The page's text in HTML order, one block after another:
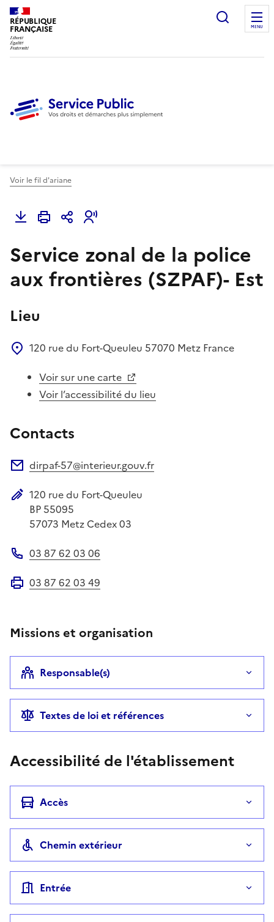
RÉPUBLIQUE
FRANÇAISE
Ouvrir
MENU
Voir le fil d'ariane
Service zonal de la police
aux frontières (SZPAF)- Est
Lieu
120 rue du Fort-Queuleu 57070 Metz France
Voir sur une carte
Voir l’accessibilité du lieu
Contacts
dirpaf-57@interieur.gouv.fr
Adresse postale
120 rue du Fort-Queuleu
BP 55095
57073 Metz Cedex 03
03 87 62 03 06
03 87 62 03 49
Missions et organisation
Responsable(s)
Textes de loi et références
Accessibilité de l'établissement
Accès
Chemin extérieur
Entrée